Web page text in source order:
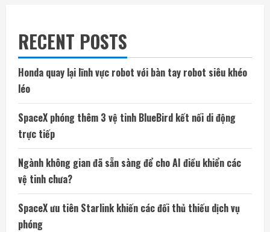
RECENT POSTS
Honda quay lại lĩnh vực robot với bàn tay robot siêu khéo
léo
SpaceX phóng thêm 3 vệ tinh BlueBird kết nối di động
trực tiếp
Ngành không gian đã sẵn sàng để cho AI điều khiển các
vệ tinh chưa?
SpaceX ưu tiên Starlink khiến các đối thủ thiếu dịch vụ
phóng